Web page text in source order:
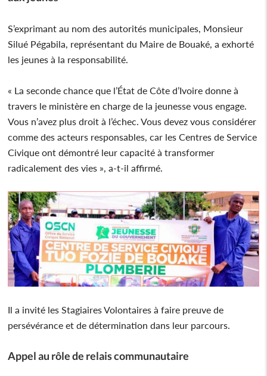
S’exprimant au nom des autorités municipales, Monsieur
Silué Pégabila, représentant du Maire de Bouaké, a exhorté
les jeunes à la responsabilité.
« La seconde chance que l’État de Côte d’Ivoire donne à
travers le ministère en charge de la jeunesse vous engage.
Vous n’avez plus droit à l’échec. Vous devez vous considérer
comme des acteurs responsables, car les Centres de Service
Civique ont démontré leur capacité à transformer
radicalement des vies », a-t-il affirmé.
Il a invité les Stagiaires Volontaires à faire preuve de
persévérance et de détermination dans leur parcours.
Appel au rôle de relais communautaire